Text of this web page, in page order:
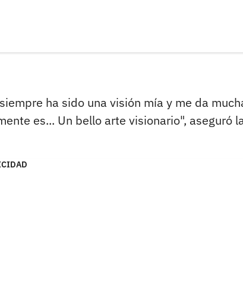
ha sido una visión mía y me da
es... Un bello arte visionario", aseguró